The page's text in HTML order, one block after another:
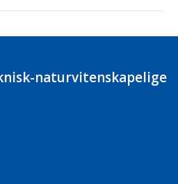
naturvitenskapelige